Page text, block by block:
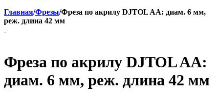
Главная/Фрезы/Фреза по акрилу DJTOL AA: диам. 6 мм,
реж. длина 42 мм
Фреза по акрилу DJTOL AA:
диам. 6 мм, реж. длина 42 мм